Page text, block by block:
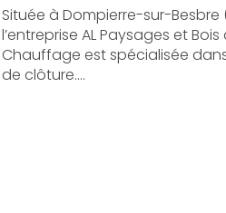
Située à Dompierre-sur-Besbre
l’entreprise AL Paysages et Bois
Chauffage est spécialisée
de clôture....